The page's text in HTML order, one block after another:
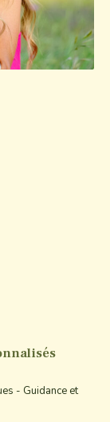
- Guidance et